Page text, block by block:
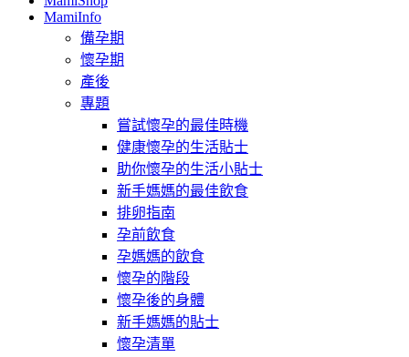
MamiInfo
備孕期
懷孕期
產後
專題
嘗試懷孕的最佳時機
健康懷孕的生活貼士
助你懷孕的生活小貼士
新手媽媽的最佳飲食
排卵指南
孕前飲食
孕媽媽的飲食
懷孕的階段
懷孕後的身體
新手媽媽的貼士
懷孕清單